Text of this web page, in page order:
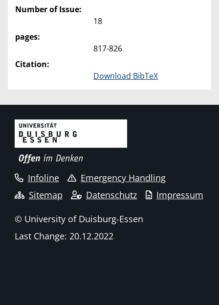
Number of Issue:
18
pages:
817-826
Citation:
Download BibTeX
Infoline
Emergency Handling
Sitemap
Datenschutz Impressum
© University of Duisburg-Essen
Last Change: 20.12.2022